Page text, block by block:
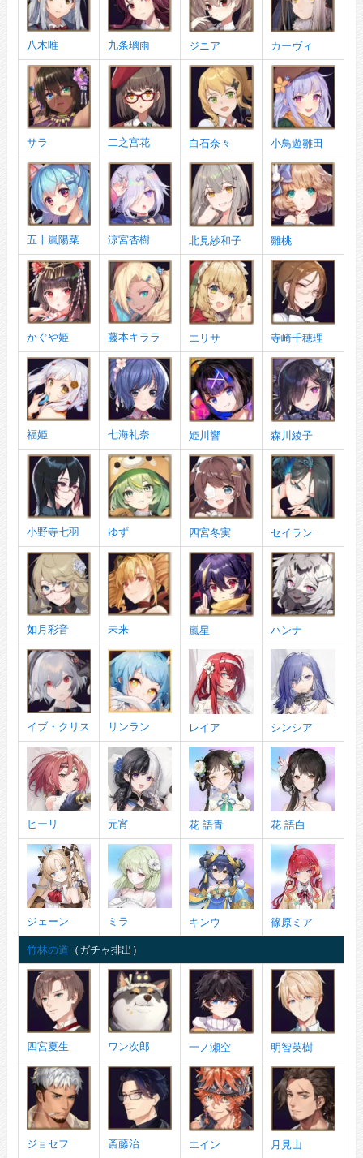
八木唯 九条璃雨 ジニア カーヴィ
サラ 二之宫花 白石奈々 小鳥遊雛田
五十嵐陽菜 涼宮杏樹 北見紗和子 雛桃
かぐや姫 藤本キララ エリサ 寺崎千穂理
福姫 七海礼奈 姫川響 森川綾子
小野寺七羽 ゆず 四宮冬実 セイラン
如月彩音 未来 嵐星 ハンナ
イブ・クリス リンラン レイア シンシア
ヒーリ 元宵 花 語青 花 語白
ジェーン ミラ キンウ 篠原ミア
竹林の道 （ガチャ排出）
四宮夏生 ワン次郎 一ノ瀬空 明智英樹
ジョセフ 斎藤治 エイン 月見山